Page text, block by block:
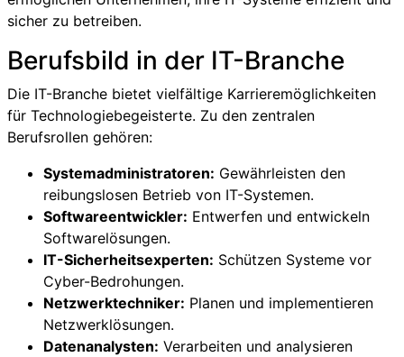
sicher zu betreiben.
Berufsbild in der IT-Branche
Die IT-Branche bietet vielfältige Karrieremöglichkeiten
für Technologiebegeisterte. Zu den zentralen
Berufsrollen gehören:
Systemadministratoren: Gewährleisten den
reibungslosen Betrieb von IT-Systemen.
Softwareentwickler: Entwerfen und entwickeln
Softwarelösungen.
IT-Sicherheitsexperten: Schützen Systeme vor
Cyber-Bedrohungen.
Netzwerktechniker: Planen und implementieren
Netzwerklösungen.
Datenanalysten: Verarbeiten und analysieren